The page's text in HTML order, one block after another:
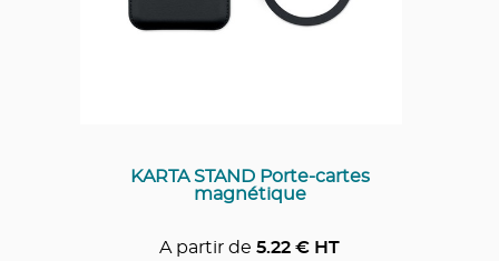
KARTA STAND Porte-cartes
magnétique
A partir de 5.22 € HT